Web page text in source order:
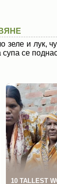
зеле и лук,
супа се